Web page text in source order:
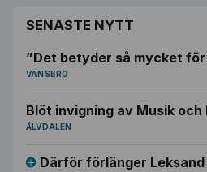
SENASTE NYTT
”Det betyder så mycket
VANSBRO
Blöt invigning av Musik
ÄLVDALEN
Därför förlänger